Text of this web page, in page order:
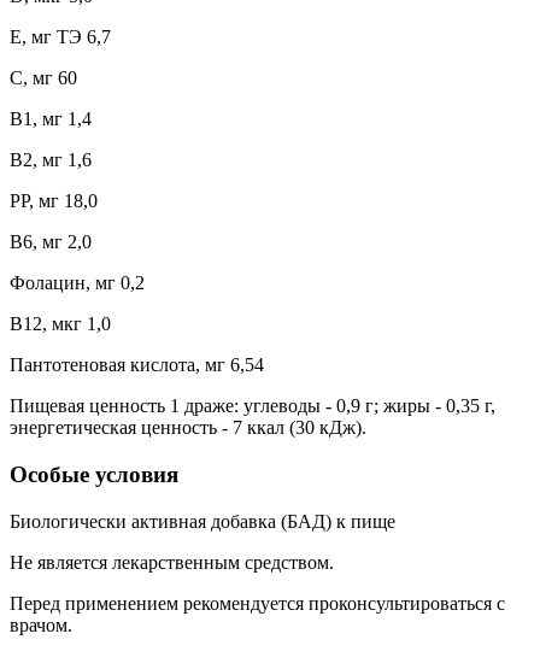
Е, мг ТЭ 6,7
С, мг 60
В1, мг 1,4
В2, мг 1,6
РР, мг 18,0
В6, мг 2,0
Фолацин, мг 0,2
В12, мкг 1,0
Пантотеновая кислота, мг 6,54
Пищевая ценность 1 драже: углеводы - 0,9 г; жиры - 0,35 г,
энергетическая ценность - 7 ккал (30 кДж).
Особые условия
Биологически активная добавка (БАД) к пище
Не является лекарственным средством.
Перед применением рекомендуется проконсультироваться с
врачом.